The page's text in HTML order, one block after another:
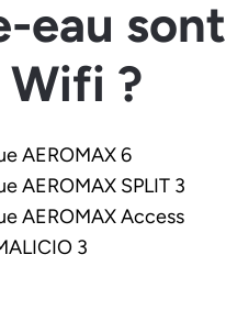
eau sont
?
AEROMAX 6
AEROMAX SPLIT 3
AEROMAX Access
3